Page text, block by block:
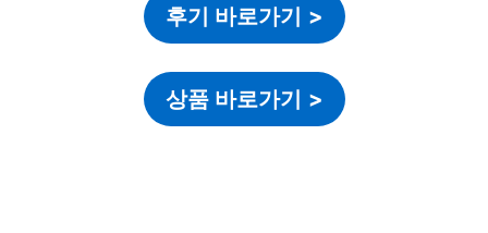
후기 바로가기 >
상품 바로가기 >